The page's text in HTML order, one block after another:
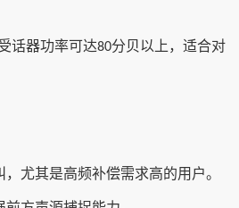
话器功率可达80分贝以上，适合对
尤其是高频补偿需求高的用户。